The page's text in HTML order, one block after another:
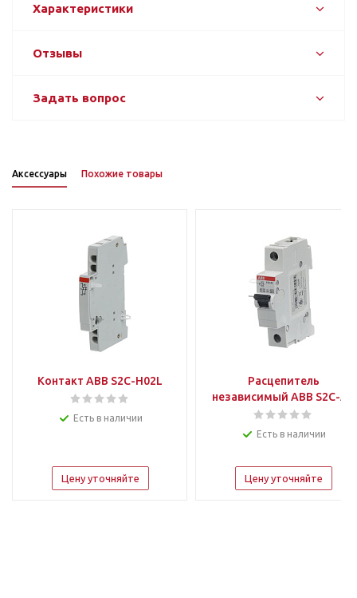
Характеристики
Отзывы
Задать вопрос
Аксессуары Похожие товары
Контакт ABB S2C-H02L
Есть в наличии
Цену уточняйте
Расцепитель
независимый ABB S2C-A2
Есть в наличии
Цену уточняйте